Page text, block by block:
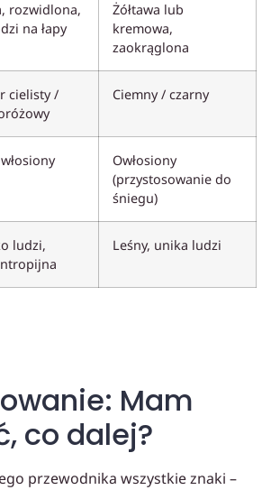
rozwidlona,
na łapy
Żółtawa lub
kremowa,
zaokrąglona
cielisty /
Ciemny / czarny
Owłosiony
(przystosowanie do
śniegu)
ludzi,
Leśny, unika ludzi
Mam
co dalej?
przewodnika wszystkie znaki –